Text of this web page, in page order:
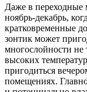
Даже в переходные
ноябрь-декабрь,
кратковременные
зонтик может
многослойности не
высоких
пригодиться
помещениях.